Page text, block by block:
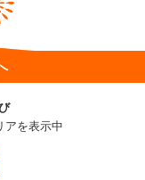
アを表示中